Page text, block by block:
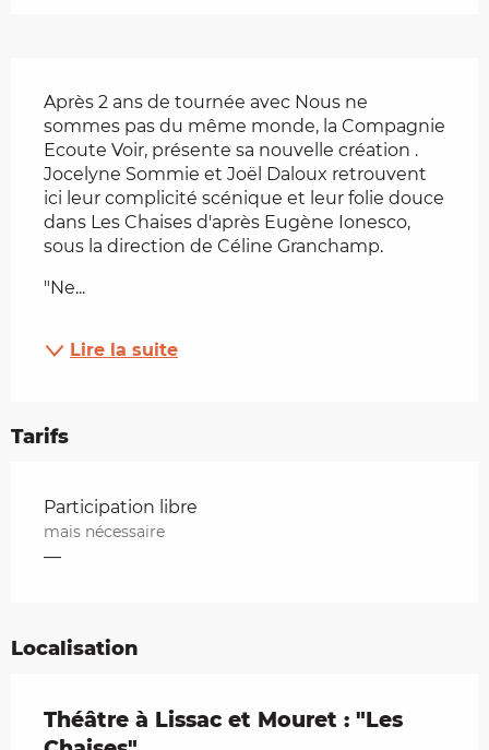
Après 2 ans de tournée avec Nous ne
sommes pas du même monde, la Compagnie
Ecoute Voir, présente sa nouvelle création .
Jocelyne Sommie et Joël Daloux retrouvent
ici leur complicité scénique et leur folie douce
dans Les Chaises d'après Eugène Ionesco,
sous la direction de Céline Granchamp.
"Ne...
Lire la suite
Tarifs
Tarifs 2026
Participation libre
mais nécessaire
—
Localisation
Théâtre à Lissac et Mouret : "Les